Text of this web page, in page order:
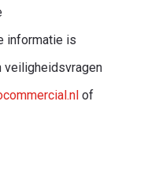
informatie is
veiligheidsvragen
of